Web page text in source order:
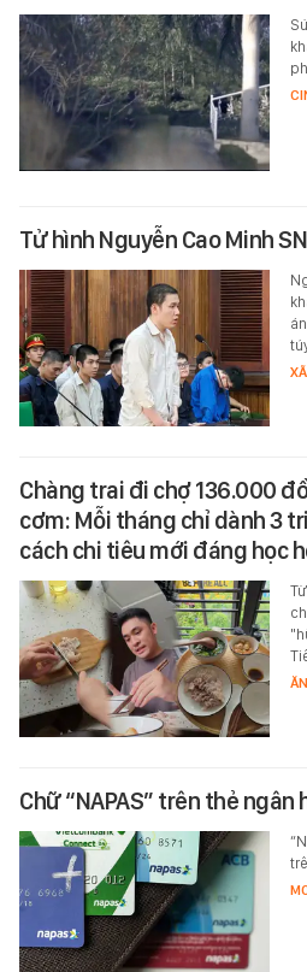
Tử hình Nguyễn Cao Minh
Chàng trai đi chợ 136.000
cơm: Mỗi tháng chỉ dành 3
cách chi tiêu mới đáng học
Chữ “NAPAS” trên thẻ ngân